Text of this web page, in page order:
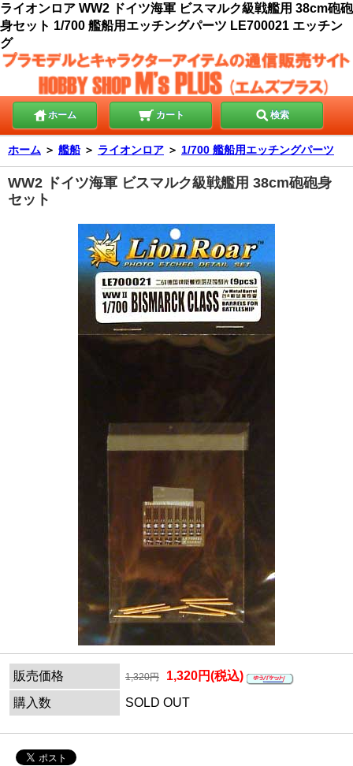
ライオンロア WW2 ドイツ海軍 ビスマルク級戦艦用 38cm砲砲
身セット 1/700 艦船用エッチングパーツ LE700021 エッチン
グ
ホーム カート 検索
ホーム ＞ 艦船＞ ライオンロア ＞ 1/700 艦船用エッチングパーツ
WW2 ドイツ海軍 ビスマルク級戦艦用 38cm砲砲身
セット
販売価格 1,320円
1,320円(税込)
購入数
SOLD OUT